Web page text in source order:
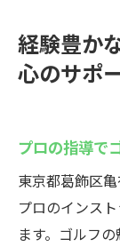
経験豊か
心のサポ
プロの指導で
東京都葛飾区亀
プロのインス
ます。ゴルフ